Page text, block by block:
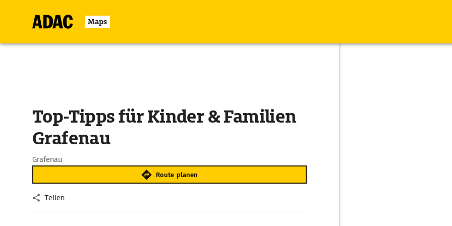
Maps
Top-Tipps für Kinder & Familien
Grafenau
Grafenau
Route planen
Teilen